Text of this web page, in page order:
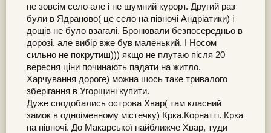
не зовсім село але і не шумний курорт. Другий раз
були в Ядраново( це село на півночі Андріатики) і
дощів не було взагалі. Бронювали безпосередньо в
дорозі. але вибір вже був маленький. І Носом
сильно не покрутиш))) якщо не плутаю після 20
вересня ціни починають падати на житло.
Харчування дороге) можна шось таке тривалого
зберігання в Угорщині купити.
Дуже сподобались острова Хвар( там класний
замок в одноіменному містечку) Крка.Корнатті. Крка
на півночі. До Макарської найближче Хвар, туди